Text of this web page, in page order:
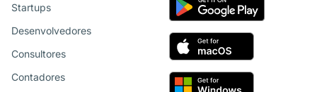
Startups
Desenvolvedores
Consultores
Contadores